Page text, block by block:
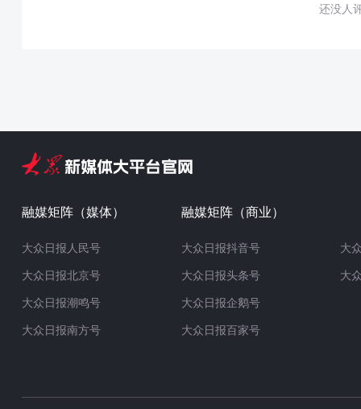
还没人
融媒矩阵（媒体）
大众日报人民号
大众日报北京号
大众日报潮鸣号
大众日报南方号
融媒矩阵（商业）
大众日报抖音号
大众日报头条号
大众日报企鹅号
大众日报百家号
大
大